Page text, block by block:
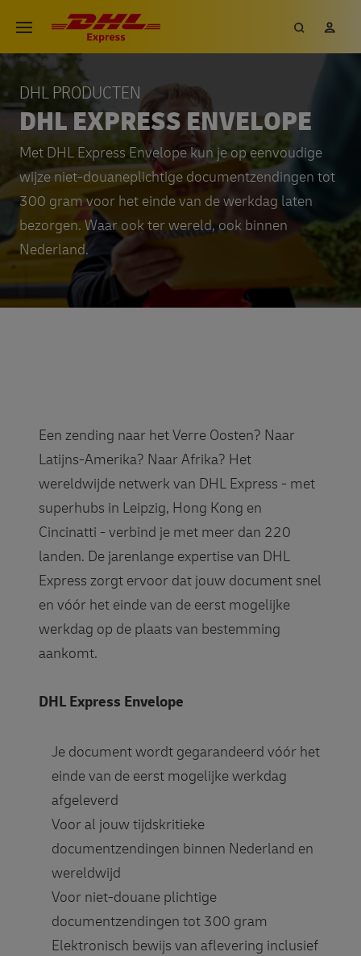
DHL PRODUCTEN
DHL EXPRESS ENVELOPE
Met DHL Express Envelope kun je op eenvoudige
wijze niet-douaneplichtige documentzendingen tot
300 gram voor het einde van de werkdag laten
bezorgen. Waar ook ter wereld, ook binnen
Nederland.
Een zending naar het Verre Oosten? Naar
Latijns-Amerika? Naar Afrika? Het
wereldwijde netwerk van DHL Express - met
superhubs in Leipzig, Hong Kong en
Cincinatti - verbind je met meer dan 220
landen. De jarenlange expertise van DHL
Express zorgt ervoor dat jouw document snel
en vóór het einde van de eerst mogelijke
werkdag op de plaats van bestemming
aankomt.
DHL Express Envelope
Je document wordt gegarandeerd vóór het
einde van de eerst mogelijke werkdag
afgeleverd
Voor al jouw tijdskritieke
documentzendingen binnen Nederland en
wereldwijd
Voor niet-douane plichtige
documentzendingen tot 300 gram
Elektronisch bewijs van aflevering inclusief